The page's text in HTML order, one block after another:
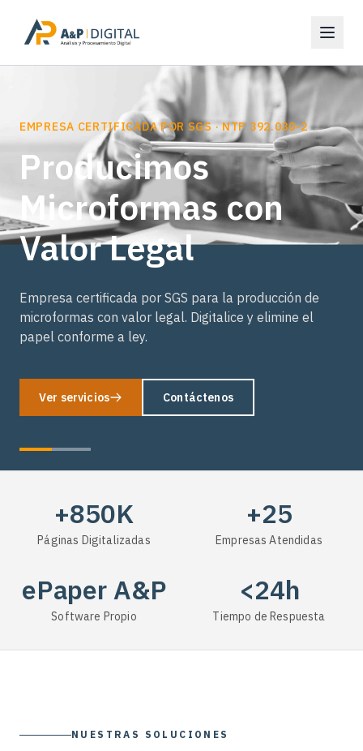
CAPTURA DE DATOS
OCR / ICR de Alta
Precisión
documentos y formularios con más de 99% de
precisión.
Ver servicios Contáctenos
+850K
Páginas Digitalizadas
+25
Empresas Atendidas
ePaper A&P
Software Propio
<24h
Tiempo de Respuesta
NUESTRAS SOLUCIONES